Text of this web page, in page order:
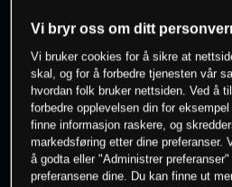
-
0% av kunder erpå
Søk om
Vi bryr oss om ditt
Vi bruker cookies for å sikre at
skal, og for å forbedre tjenesten vår
hvordan folk bruker nettsiden. Ved å
forbedre opplevelsen din for
finne informasjon raskere, og
markedsføring etter dine preferanser.
å godta eller "Administrer
preferansene dine. Du kan finne ut